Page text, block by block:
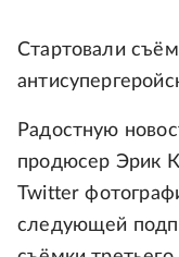
Стартовали
Радостную
продюсер Эрик
Twitter
следующей